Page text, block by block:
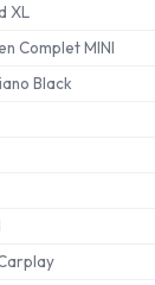
XL
Complet MINI
Black